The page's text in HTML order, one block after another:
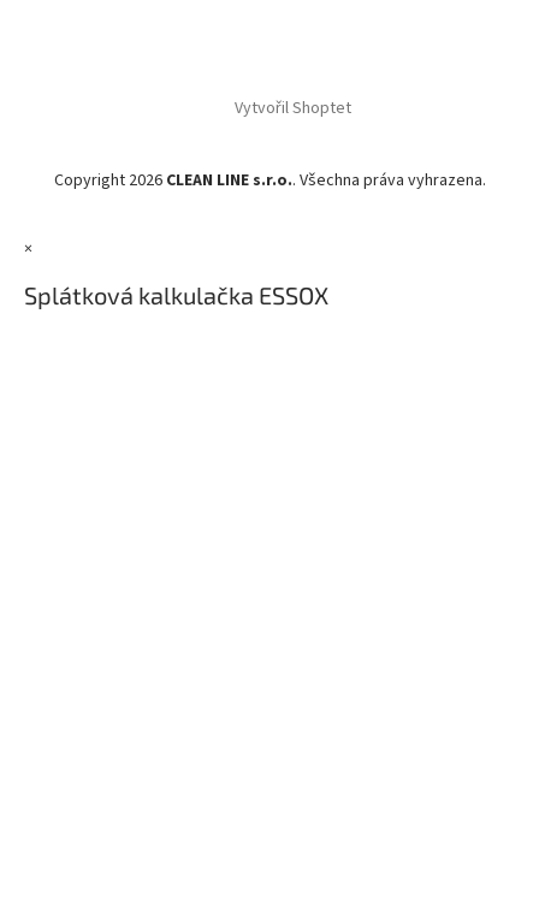
Vytvořil Shoptet
Copyright 2026 CLEAN LINE s.r.o.. Všechna práva vyhrazena.
×
Splátková kalkulačka ESSOX